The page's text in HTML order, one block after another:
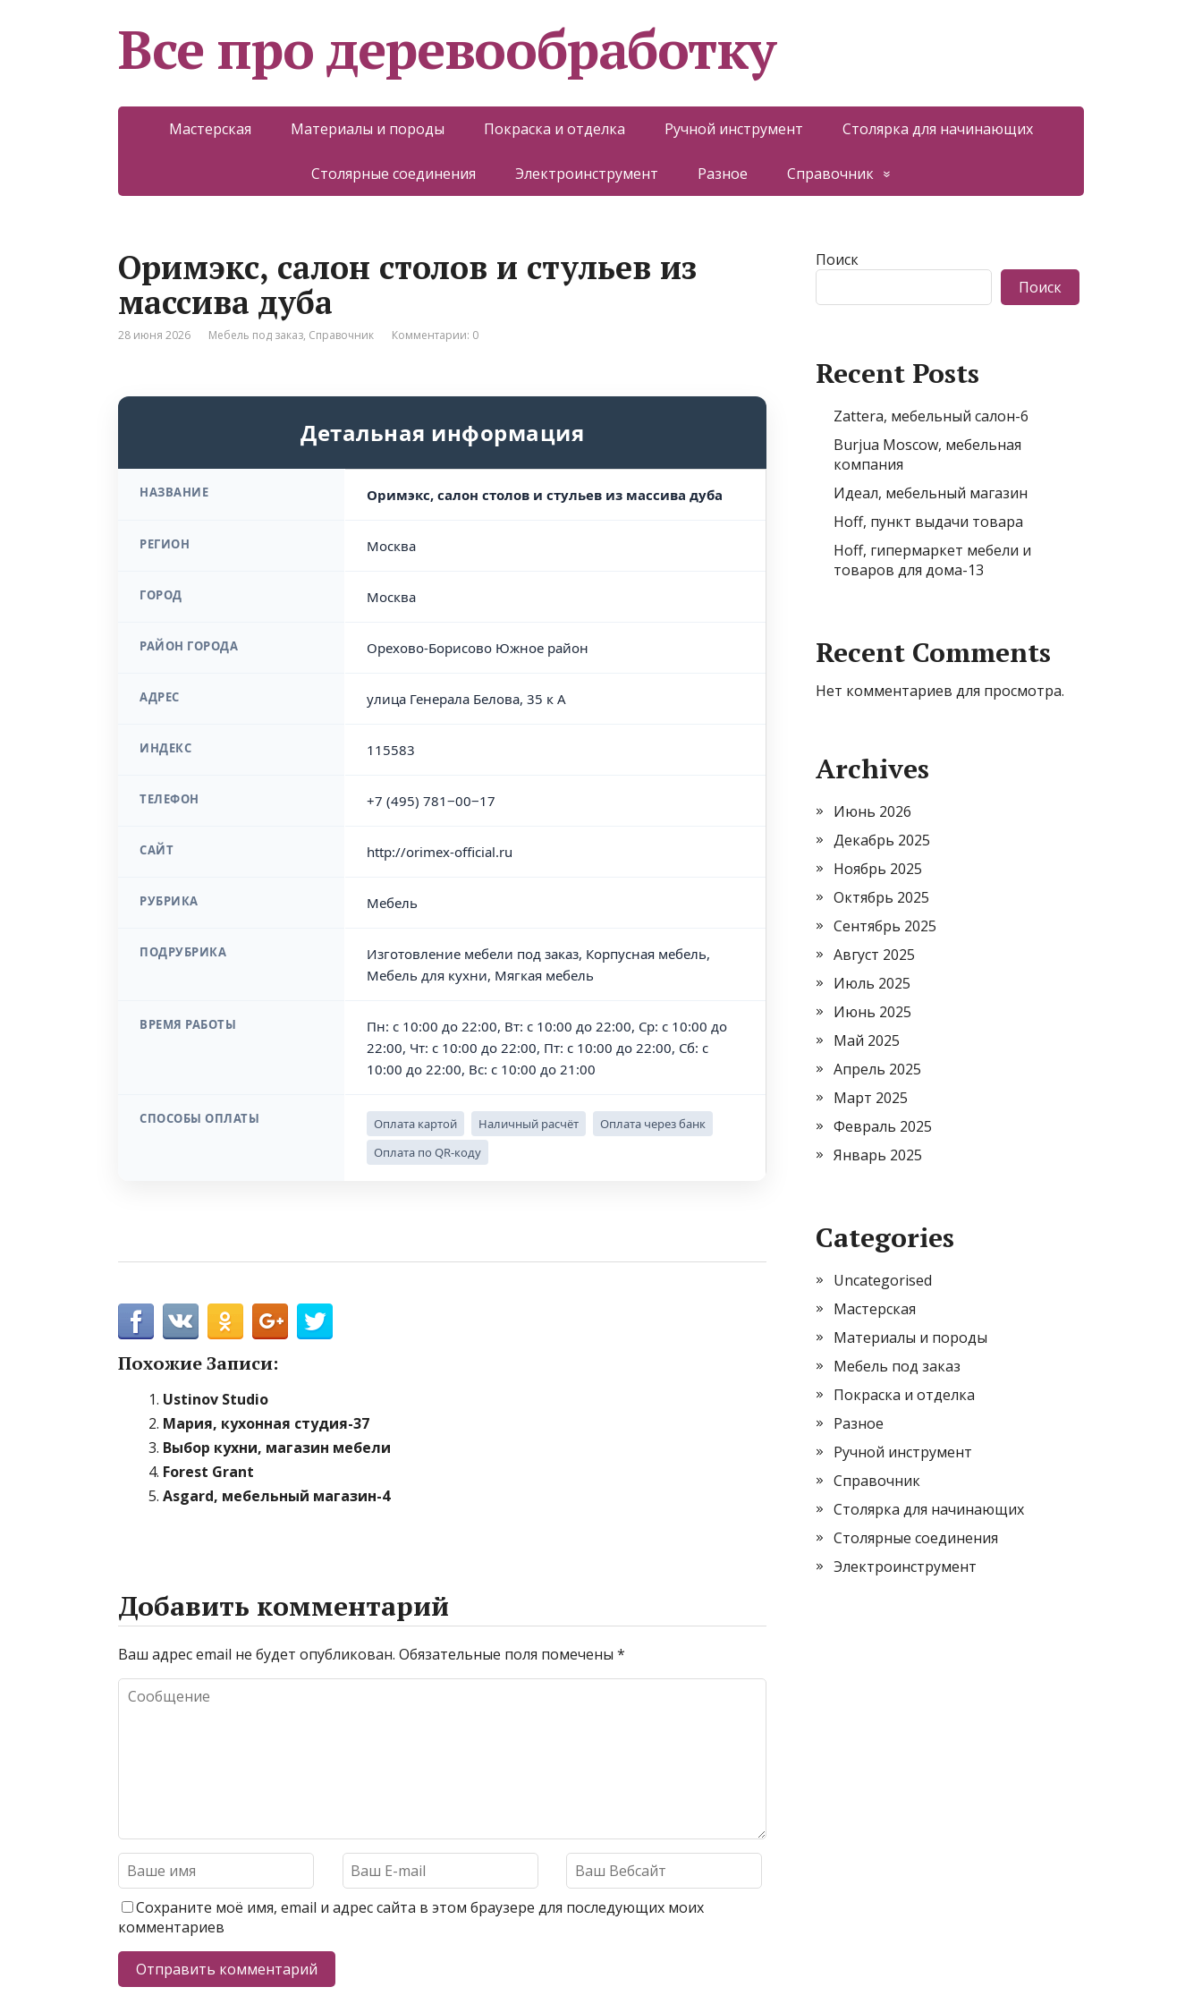
Все про деревообработку
Мастерская Материалы и породы Покраска и отделка Ручной инструмент Столярка для начинающих
Столярные соединения Электроинструмент Разное Справочник
Оримэкс, салон столов и стульев из
массива дуба
28 июня 2026 Мебель под заказ, Справочник Комментарии: 0
Детальная информация
НАЗВАНИЕ Оримэкс, салон столов и стульев из массива дуба
РЕГИОН Москва
ГОРОД Москва
РАЙОН ГОРОДА Орехово-Борисово Южное район
АДРЕС улица Генерала Белова, 35 к А
ИНДЕКС 115583
ТЕЛЕФОН +7 (495) 781‒00‒17
САЙТ http://orimex-official.ru
РУБРИКА Мебель
ПОДРУБРИКА
Изготовление мебели под заказ, Корпусная мебель,
Мебель для кухни, Мягкая мебель
ВРЕМЯ РАБОТЫ
Пн: с 10:00 до 22:00, Вт: с 10:00 до 22:00, Ср: с 10:00 до
22:00, Чт: с 10:00 до 22:00, Пт: с 10:00 до 22:00, Сб: с
10:00 до 22:00, Вс: с 10:00 до 21:00
СПОСОБЫ ОПЛАТЫ Оплата картой Наличный расчёт
Оплата через банк
Оплата по QR-коду
Похожие Записи:
Ustinov Studio
Мария, кухонная студия-37
Выбор кухни, магазин мебели
Forest Grant
Asgard, мебельный магазин-4
Добавить комментарий
Ваш адрес email не будет опубликован. Обязательные поля помечены *
Сохраните моё имя, email и адрес сайта в этом браузере для последующих моих
комментариев
Поиск
Поиск
Recent Posts
Zattera, мебельный салон-6
Burjua Moscow, мебельная
компания
Идеал, мебельный магазин
Hoff, пункт выдачи товара
Hoff, гипермаркет мебели и
товаров для дома-13
Recent Comments
Нет комментариев для просмотра.
Archives
Июнь 2026
Декабрь 2025
Ноябрь 2025
Октябрь 2025
Сентябрь 2025
Август 2025
Июль 2025
Июнь 2025
Май 2025
Апрель 2025
Март 2025
Февраль 2025
Январь 2025
Categories
Uncategorised
Мастерская
Материалы и породы
Мебель под заказ
Покраска и отделка
Разное
Ручной инструмент
Справочник
Столярка для начинающих
Столярные соединения
Электроинструмент